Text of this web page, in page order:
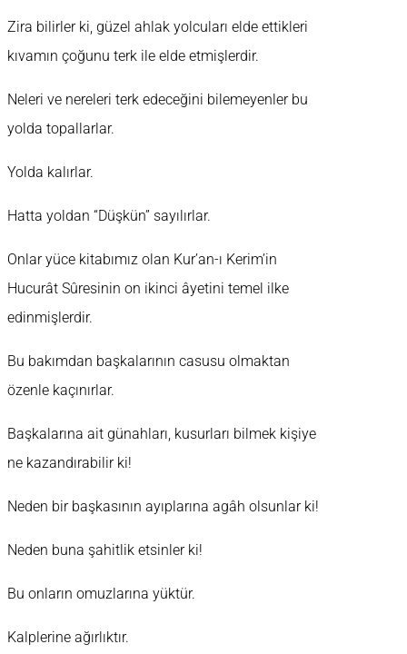
Zira bilirler ki, güzel ahlak yolcuları elde ettikleri
kıvamın çoğunu terk ile elde etmişlerdir.
Neleri ve nereleri terk edeceğini bilemeyenler bu
yolda topallarlar.
Yolda kalırlar.
Hatta yoldan “Düşkün” sayılırlar.
Onlar yüce kitabımız olan Kur’an-ı Kerim’in
Hucurât Sûresinin on ikinci âyetini temel ilke
edinmişlerdir.
Bu bakımdan başkalarının casusu olmaktan
özenle kaçınırlar.
Başkalarına ait günahları, kusurları bilmek kişiye
ne kazandırabilir ki!
Neden bir başkasının ayıplarına agâh olsunlar ki!
Neden buna şahitlik etsinler ki!
Bu onların omuzlarına yüktür.
Kalplerine ağırlıktır.